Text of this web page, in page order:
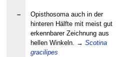
–
Opisthosoma auch in der
hinteren Hälfte mit meist gut
erkennbarer Zeichnung aus
hellen Winkeln. → Scotina
gracilipes